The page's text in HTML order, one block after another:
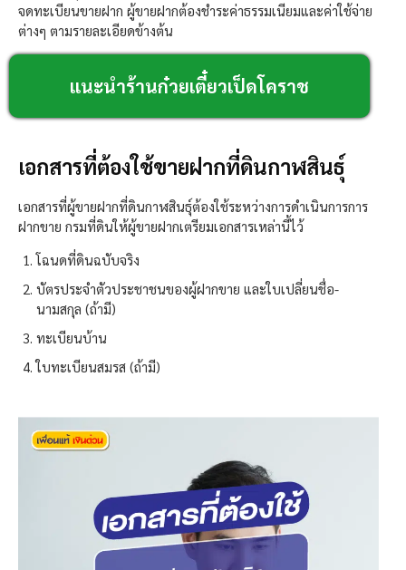
จดทะเบียนขายฝาก ผู้ขายฝากต้องชำระค่าธรรมเนียมและค่าใช้จ่าย
ต่างๆ ตามรายละเอียดข้างต้น
แนะนำร้านก๋วยเตี๋ยวเป็ดโคราช
เอกสารที่ต้องใช้ขายฝากที่ดินกาฬสินธุ์
เอกสารที่ผู้ขายฝากที่ดินกาฬสินธุ์ต้องใช้ระหว่างการดำเนินการการ
ฝากขาย กรมที่ดินให้ผู้ขายฝากเตรียมเอกสารเหล่านี้ไว้
โฉนดที่ดินฉบับจริง
บัตรประจำตัวประชาชนของผู้ฝากขาย และใบเปลี่ยนชื่อ-
นามสกุล (ถ้ามี)
ทะเบียนบ้าน
ใบทะเบียนสมรส (ถ้ามี)